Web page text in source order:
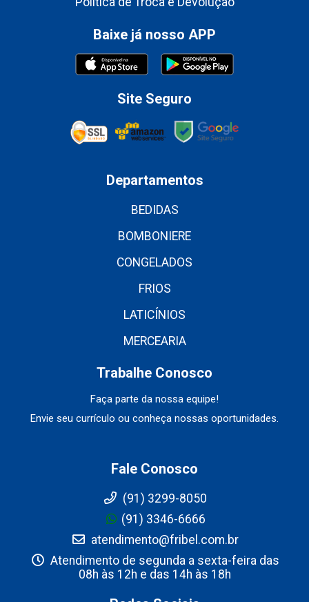
Baixe já nosso APP
Site Seguro
Departamentos
BEDIDAS
BOMBONIERE
CONGELADOS
FRIOS
LATICÍNIOS
MERCEARIA
Trabalhe Conosco
Faça parte da nossa equipe!
Envie seu currículo ou conheça nossas oportunidades.
Fale Conosco
(91) 3299-8050
(91) 3346-6666
atendimento@fribel.com.br
Atendimento de segunda a sexta-feira das
08h às 12h e das 14h às 18h